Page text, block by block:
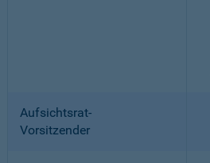
Aufsichtsrat-
Vorsitzender